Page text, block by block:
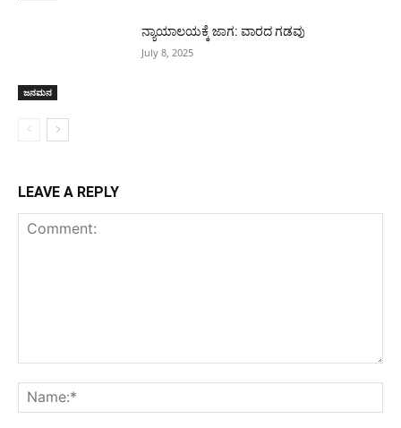
ಜನಮನ
ನ್ಯಾಯಾಲಯಕ್ಕೆ ಜಾಗ: ವಾರದ ಗಡವು
July 8, 2025
LEAVE A REPLY